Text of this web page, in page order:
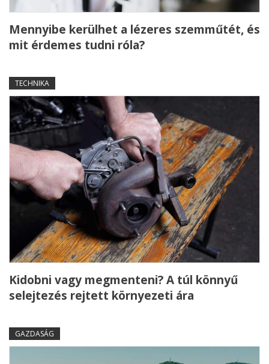
Mennyibe kerülhet a lézeres szemműtét, és
mit érdemes tudni róla?
TECHNIKA
Kidobni vagy megmenteni? A túl könnyű
selejtezés rejtett környezeti ára
GAZDASÁG